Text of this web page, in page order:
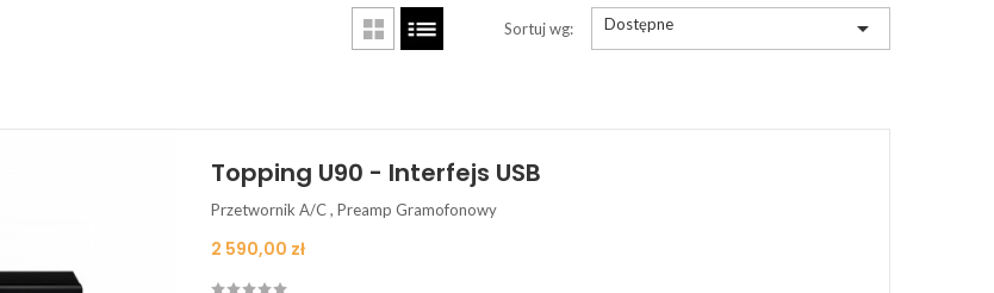
Sortuj wg: Dostępne 
Topping U90 - Interfejs USB
Przetwornik A/C , Preamp Gramofonowy
Cena
2 590,00 zł